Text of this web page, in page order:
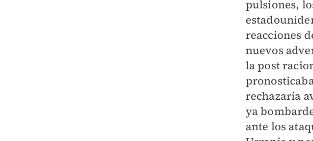
pulsiones,
reacciones
nuevos
la post
rechazaría
ya
ante los